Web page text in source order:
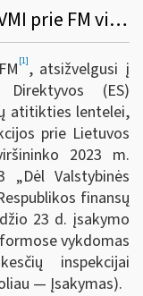
Informacinis pranešimas dėl VMI prie FM viršininko 2023 m. balandžio 4 d. įsakymo Nr. VA-23 „Dėl VMI prie FM viršininko 2022 m. gruodžio 23 d. įsakymo Nr. VA-95 „Dėl informacijos apie platformose vykdomas veiklas teikimo VMI taisyklių patvirtinimo“ pakeitimo“
[1], atsižvelgusi į
(ES)
atitikties lentelei,
prie Lietuvos
2023 m.
Valstybinės
finansų
23 d. įsakymo
vykdomas
inspekcijai
— Įsakymas).